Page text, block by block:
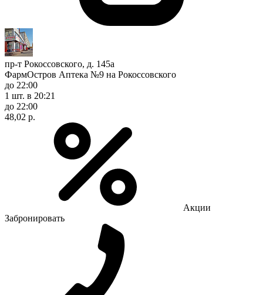
пр-т Рокоссовского, д. 145а
ФармОстров Аптека №9 на Рокоссовского
до 22:00
1 шт. в 20:21
до 22:00
48,02 р.
Акции
Забронировать